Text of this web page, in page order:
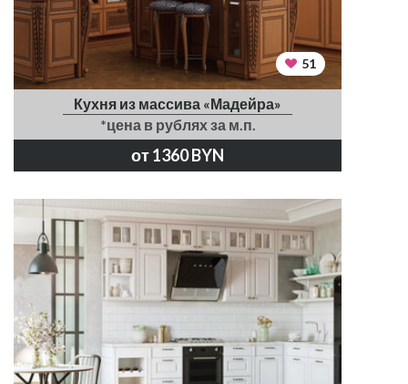
51
Кухня из массива «Мадейра»
*цена в рублях за м.п.
от 1360 BYN